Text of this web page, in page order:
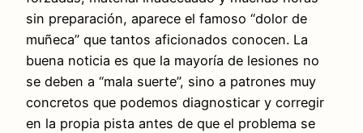
sin preparación, aparece el famoso “dolor de
muñeca” que tantos aficionados conocen. La
buena noticia es que la mayoría de lesiones no
se deben a “mala suerte”, sino a patrones muy
concretos que podemos diagnosticar y corregir
en la propia pista antes de que el problema se